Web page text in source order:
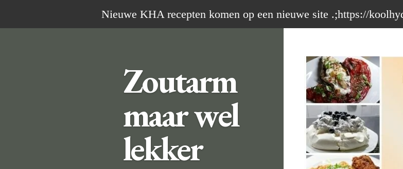
direct
Nieuwe KHA recepten komen op een nieuwe site .;https://
Zoutarm
maar wel
lekker